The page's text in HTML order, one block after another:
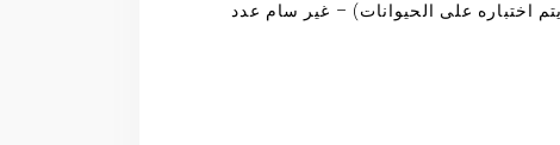
اختباره على الحيوانات) – غير سام عدد